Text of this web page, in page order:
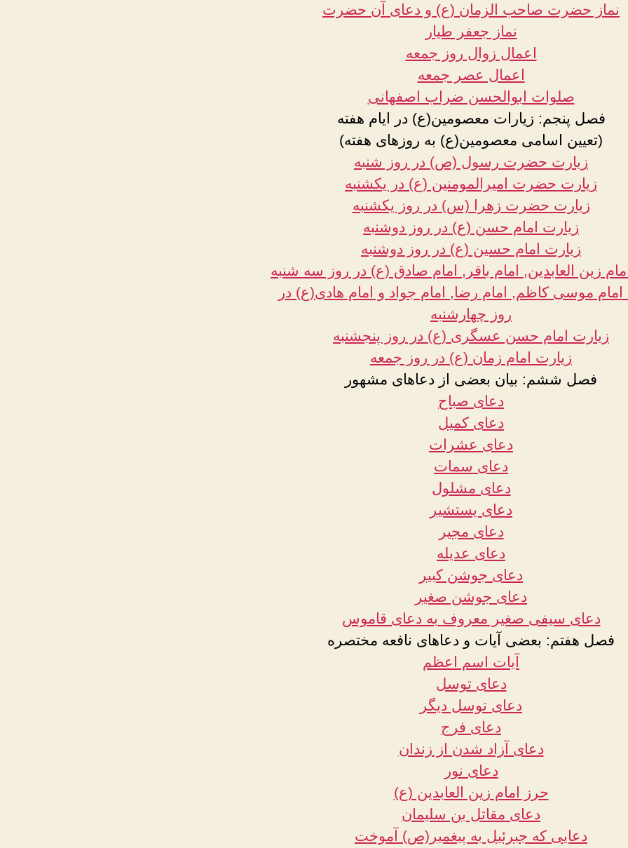
نماز حضرت صاحب الزمان (ع) و دعای آن حضرت
نماز جعفر طیار
اعمال زوال روز جمعه
اعمال عصر جمعه
صلوات ابوالحسن ضراب اصفهانی
فصل پنجم: زیارات معصومین(ع) در ایام هفته
(تعیین اسامی معصومین(ع) به روزهای هفته)
زیارت حضرت رسول (ص) در روز شنبه
زیارت حضرت امیرالمومنین (ع) در یکشنبه
زیارت حضرت زهرا (س) در روز یکشنبه
زیارت امام حسن (ع) در روز دوشنبه
زیارت امام حسین (ع) در روز دوشنبه
زین العابدین, امام باقر, امام صادق (ع) در روز سه شنبه
امام موسی کاظم, امام رضا, امام جواد و امام هادی(ع) در
روز چهارشنبه
زیارت امام حسن عسگری (ع) در روز پنجشنبه
زیارت امام زمان (ع) در روز جمعه
فصل ششم: بیان بعضی از دعاهای مشهور
دعای صباح
دعای کمیل
دعای عشرات
دعای سمات
دعای مشلول
دعای یستشیر
دعای مجیر
دعای عدیله
دعای جوشن کبیر
دعای جوشن صغیر
دعای سیفی صغیر معروف به دعای قاموس
فصل هفتم: بعضی آیات و دعاهای نافعه مختصره
آیات اسم اعظم
دعای توسل
دعای توسل دیگر
دعای فرج
دعای آزاد شدن از زندان
دعای نور
حرز امام زین العابدین (ع)
دعای مقاتل بن سلیمان
دعایی که جبرئیل به پیغمیر(ص) آموخت